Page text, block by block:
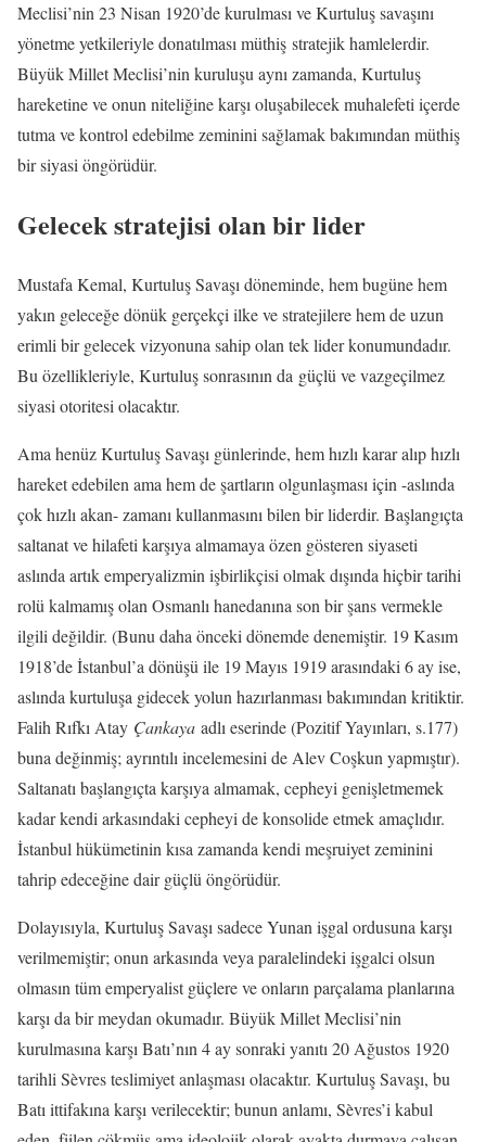
Meclisi’nin 23 Nisan 1920’de kurulması ve Kurtuluş savaşını
yönetme yetkileriyle donatılması müthiş stratejik hamlelerdir.
Büyük Millet Meclisi’nin kuruluşu aynı zamanda, Kurtuluş
hareketine ve onun niteliğine karşı oluşabilecek muhalefeti içerde
tutma ve kontrol edebilme zeminini sağlamak bakımından müthiş
bir siyasi öngörüdür.
Gelecek stratejisi olan bir lider
Mustafa Kemal, Kurtuluş Savaşı döneminde, hem bugüne hem
yakın geleceğe dönük gerçekçi ilke ve stratejilere hem de uzun
erimli bir gelecek vizyonuna sahip olan tek lider konumundadır.
Bu özellikleriyle, Kurtuluş sonrasının da güçlü ve vazgeçilmez
siyasi otoritesi olacaktır.
Ama henüz Kurtuluş Savaşı günlerinde, hem hızlı karar alıp hızlı
hareket edebilen ama hem de şartların olgunlaşması için -aslında
çok hızlı akan- zamanı kullanmasını bilen bir liderdir. Başlangıçta
saltanat ve hilafeti karşıya almamaya özen gösteren siyaseti
aslında artık emperyalizmin işbirlikçisi olmak dışında hiçbir tarihi
rolü kalmamış olan Osmanlı hanedanına son bir şans vermekle
ilgili değildir. (Bunu daha önceki dönemde denemiştir. 19 Kasım
1918’de İstanbul’a dönüşü ile 19 Mayıs 1919 arasındaki 6 ay ise,
aslında kurtuluşa gidecek yolun hazırlanması bakımından kritiktir.
Falih Rıfkı Atay Çankaya adlı eserinde (Pozitif Yayınları, s.177)
buna değinmiş; ayrıntılı incelemesini de Alev Coşkun yapmıştır).
Saltanatı başlangıçta karşıya almamak, cepheyi genişletmemek
kadar kendi arkasındaki cepheyi de konsolide etmek amaçlıdır.
İstanbul hükümetinin kısa zamanda kendi meşruiyet zeminini
tahrip edeceğine dair güçlü öngörüdür.
Dolayısıyla, Kurtuluş Savaşı sadece Yunan işgal ordusuna karşı
verilmemiştir; onun arkasında veya paralelindeki işgalci olsun
olmasın tüm emperyalist güçlere ve onların parçalama planlarına
karşı da bir meydan okumadır. Büyük Millet Meclisi’nin
kurulmasına karşı Batı’nın 4 ay sonraki yanıtı 20 Ağustos 1920
tarihli Sèvres teslimiyet anlaşması olacaktır. Kurtuluş Savaşı, bu
Batı ittifakına karşı verilecektir; bunun anlamı, Sèvres’i kabul